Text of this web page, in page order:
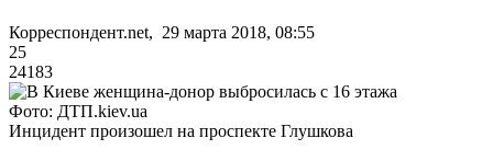
Корреспондент.net, 29 марта 2018, 08:55
25
24183
Фото: ДТП.kiev.ua
Инцидент произошел на проспекте Глушкова